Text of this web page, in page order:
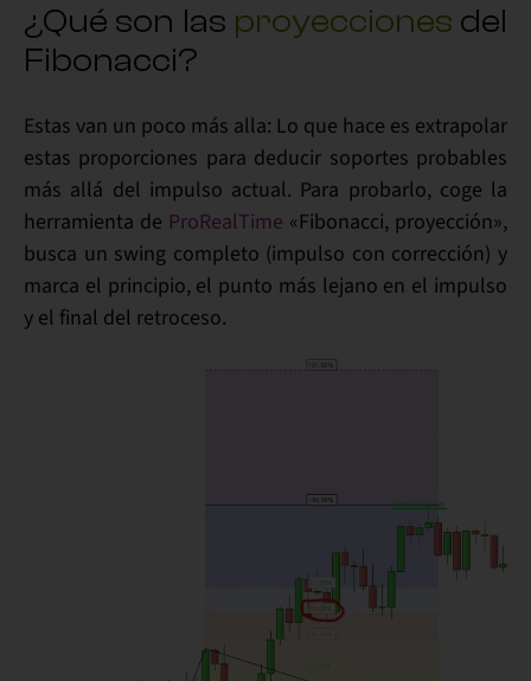
¿Qué son las proyecciones del
Fibonacci?
Estas van un poco más alla: Lo que hace es extrapolar
estas proporciones para deducir soportes probables
más allá del impulso actual. Para probarlo, coge la
herramienta de ProRealTime «Fibonacci, proyección»,
busca un swing completo (impulso con corrección) y
marca el principio, el punto más lejano en el impulso
y el final del retroceso.